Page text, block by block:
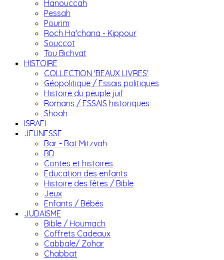
Hanouccah
Pessah
Pourim
Roch Ha'chana - Kippour
Souccot
Tou Bichvat
HISTOIRE
COLLECTION 'BEAUX LIVRES'
Géopolitique / Essais politiques
Histoire du peuple juif
Romans / ESSAIS historiques
Shoah
ISRAEL
JEUNESSE
Bar - Bat Mitzvah
BD
Contes et histoires
Education des enfants
Histoire des fêtes / Bible
Jeux
Enfants / Bébés
JUDAISME
Bible / Houmach
Coffrets Cadeaux
Cabbale/ Zohar
Chabbat